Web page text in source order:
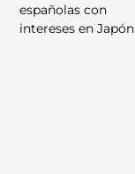
españolas con
intereses en Japón